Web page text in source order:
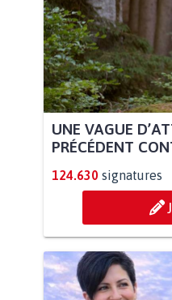
UNE VAGUE
PRÉCÉDENT
124.630 signatures